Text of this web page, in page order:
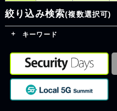
絞り込み検索(複数選択可)
キーワード